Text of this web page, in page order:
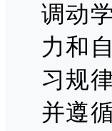
调动
力和
习规
并遵